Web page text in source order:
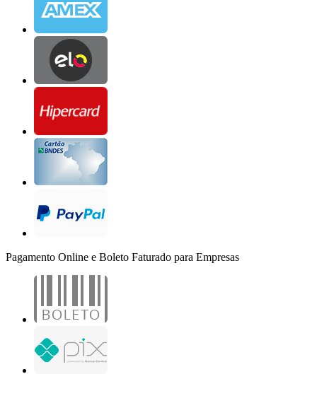
Pagamento Online e Boleto Faturado para Empresas